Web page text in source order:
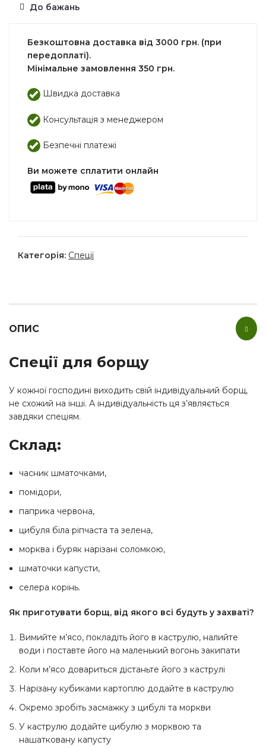
Безкоштовна доставка від 3000 грн. (при
передоплаті).
Мінімальне замовлення 350 грн.
Швидка доставка
Консультація з менеджером
Безпечні платежі
Ви можете сплатити онлайн
До бажань
Категорія: Спеції
ОПИС
Спеції для борщу
У кожної господині виходить свій індивідуальний борщ,
не схожий на інші. А індивідуальність ця з’являється
завдяки спеціям.
Склад:
часник шматочками,
помідори,
паприка червона,
цибуля біла ріпчаста та зелена,
морква і буряк нарізані соломкою,
шматочки капусти,
селера корінь.
Як приготувати борщ, від якого всі будуть у захваті?
Вимийте м’ясо, покладіть його в каструлю, налийте
води і поставте його на маленький вогонь закипати
Коли м’ясо довариться дістаньте його з каструлі
Нарізану кубиками картоплю додайте в каструлю
Окремо зробіть засмажку з цибулі та моркви
У каструлю додайте цибулю з морквою та
нашатковану капусту